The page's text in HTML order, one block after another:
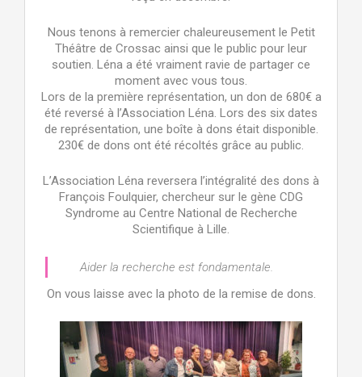
Nous tenons à remercier chaleureusement le Petit
Théâtre de Crossac ainsi que le public pour leur
soutien. Léna a été vraiment ravie de partager ce
moment avec vous tous.
Lors de la première représentation, un don de 680€ a
été reversé à l’Association Léna. Lors des six dates
de représentation, une boîte à dons était disponible.
230€ de dons ont été récoltés grâce au public.
L’Association Léna reversera l’intégralité des dons à
François Foulquier, chercheur sur le gène CDG
Syndrome au Centre National de Recherche
Scientifique à Lille.
Aider la recherche est fondamentale.
On vous laisse avec la photo de la remise de dons.